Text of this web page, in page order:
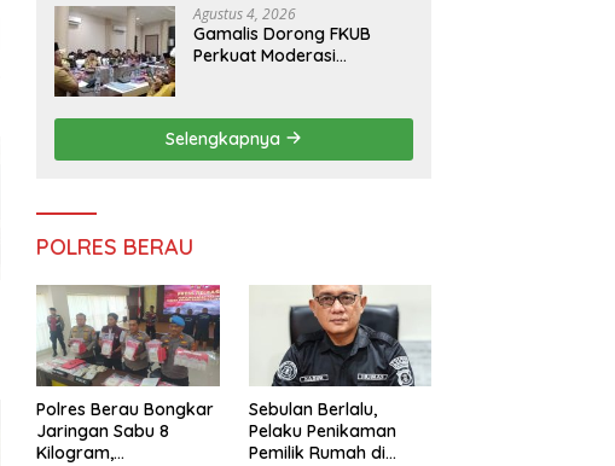
Agustus 4, 2026
Gamalis Dorong FKUB
Perkuat Moderasi
Persatuan
Selengkapnya
POLRES BERAU
Polres Berau Bongkar
Jaringan Sabu 8
Kilogram,
Sebulan Berlalu,
Pelaku Penikaman
Pemilik Rumah di